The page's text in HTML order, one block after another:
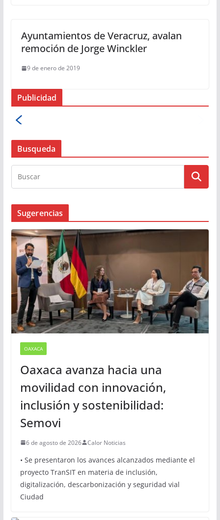
Ayuntamientos de Veracruz, avalan
remoción de Jorge Winckler
9 de enero de 2019
Publicidad
Busqueda
Sugerencias
OAXACA
Oaxaca avanza hacia una
movilidad con innovación,
inclusión y sostenibilidad:
Semovi
6 de agosto de 2026 Calor Noticias
• Se presentaron los avances alcanzados mediante el
proyecto TranSIT en materia de inclusión,
digitalización, descarbonización y seguridad vial
Ciudad